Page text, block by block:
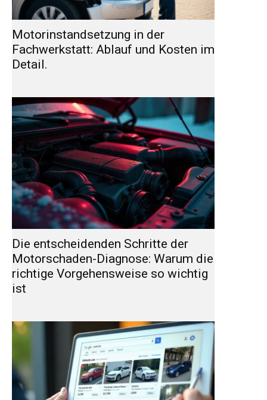
Motorinstandsetzung in der
Fachwerkstatt: Ablauf und Kosten im
Detail.
Die entscheidenden Schritte der
Motorschaden-Diagnose: Warum die
richtige Vorgehensweise so wichtig
ist